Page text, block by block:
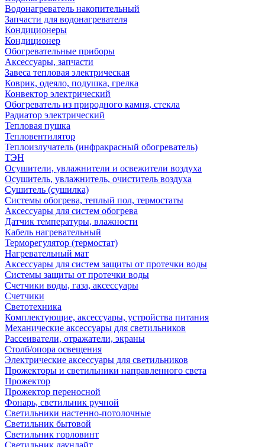
Водонагреватель накопительный
Запчасти для водонагревателя
Кондиционеры
Кондиционер
Обогревательные приборы
Аксессуары, запчасти
Завеса тепловая электрическая
Коврик, одеяло, подушка, грелка
Конвектор электрический
Обогреватель из природного камня, стекла
Радиатор электрический
Тепловая пушка
Тепловентилятор
Теплоизлучатель (инфракрасный обогреватель)
ТЭН
Осушители, увлажнители и освежители воздуха
Осушитель, увлажнитель, очиститель воздуха
Сушитель (сушилка)
Системы обогрева, теплый пол, термостаты
Аксессуары для систем обогрева
Датчик температуры, влажности
Кабель нагревательный
Терморегулятор (термостат)
Нагревательный мат
Аксессуары для систем защиты от протечки воды
Системы защиты от протечки воды
Счетчики воды, газа, аксессуары
Счетчики
Светотехника
Комплектующие, аксессуары, устройства питания
Механические аксессуары для светильников
Рассеиватели, отражатели, экраны
Столб/опора освещения
Электрические аксессуары для светильников
Прожекторы и светильники направленного света
Прожектор
Прожектор переносной
Фонарь, светильник ручной
Светильники настенно-потолочные
Светильник бытовой
Светильник горловинт
Светильник даунлайт